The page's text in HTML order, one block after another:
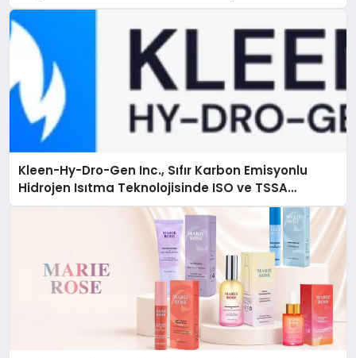
Kleen-Hy-Dro-Gen Inc., Sıfır Karbon Emisyonlu
Hidrojen Isıtma Teknolojisinde ISO ve TSSA
Düzenleyici Onaylarını Aldı